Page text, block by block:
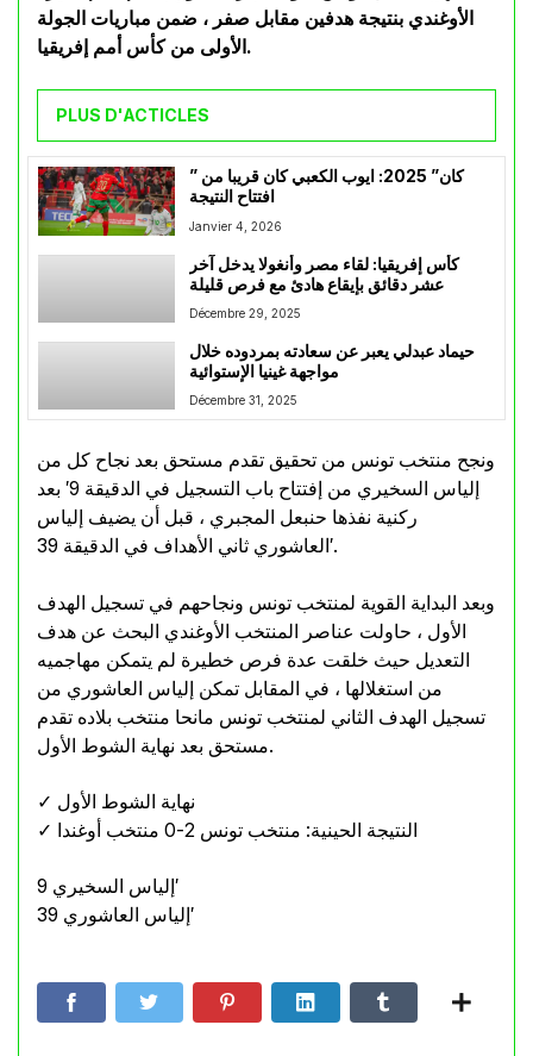
الأوغندي بنتيجة هدفين مقابل صفر ، ضمن مباريات الجولة
الأولى من كأس أمم إفريقيا.
PLUS D'ACTICLES
” كان” 2025: ايوب الكعبي كان قريبا من
افتتاح النتيجة
Janvier 4, 2026
كأس إفريقيا: لقاء مصر وأنغولا يدخل آخر
عشر دقائق بإيقاع هادئ مع فرص قليلة
Décembre 29, 2025
حيماد عبدلي يعبر عن سعادته بمردوده خلال
مواجهة غينيا الإستوائية
Décembre 31, 2025
ونجح منتخب تونس من تحقيق تقدم مستحق بعد نجاح كل من
إلياس السخيري من إفتتاح باب التسجيل في الدقيقة 9′ بعد
ركنية نفذها حنبعل المجبري ، قبل أن يضيف إلياس
العاشوري ثاني الأهداف في الدقيقة 39′.
وبعد البداية القوية لمنتخب تونس ونجاحهم في تسجيل الهدف
الأول ، حاولت عناصر المنتخب الأوغندي البحث عن هدف
التعديل حيث خلقت عدة فرص خطيرة لم يتمكن مهاجميه
من استغلالها ، في المقابل تمكن إلياس العاشوري من
تسجيل الهدف الثاني لمنتخب تونس مانحا منتخب بلاده تقدم
مستحق بعد نهاية الشوط الأول.
✓ نهاية الشوط الأول
✓ النتيجة الحينية: منتخب تونس 2-0 منتخب أوغندا
إلياس السخيري 9′
إلياس العاشوري 39′